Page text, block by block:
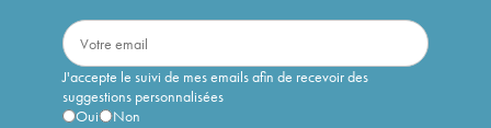
J'accepte le suivi de mes emails afin de recevoir des
suggestions personnalisées
Oui
Non